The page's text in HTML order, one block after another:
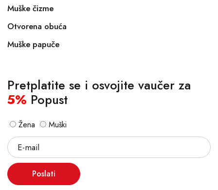
Muške čizme
Otvorena obuća
Muške papuče
Pretplatite se i osvojite vaučer za
5% Popust
Žena Muški
Poslati